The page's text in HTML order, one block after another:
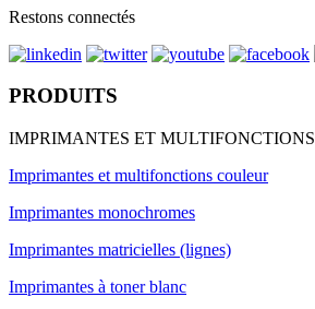
Restons connectés
PRODUITS
IMPRIMANTES ET MULTIFONCTIONS
Imprimantes et multifonctions couleur
Imprimantes monochromes
Imprimantes matricielles (lignes)
Imprimantes à toner blanc